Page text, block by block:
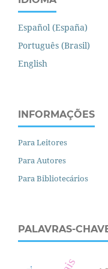
Español (España)
Português (Brasil)
English
INFORMAÇÕES
Para Leitores
Para Autores
Para Bibliotecários
PALAVRAS-